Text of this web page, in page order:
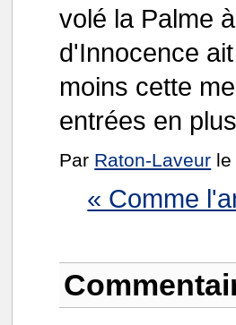
volé la Palme
d'Innocence
moins cette
entrées en
Par Raton-Laveur
« Comme